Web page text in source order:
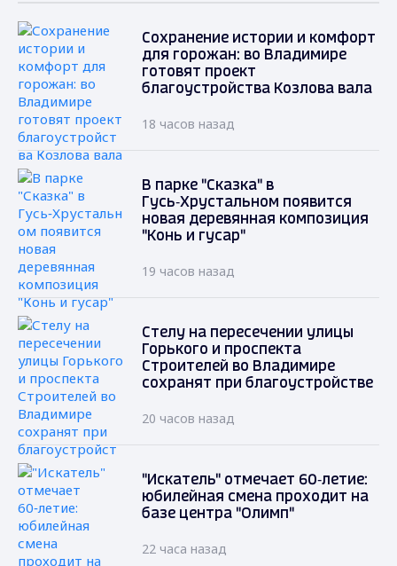
Сохранение истории и комфорт
для горожан: во Владимире
готовят проект
благоустройства Козлова вала
18 часов назад
В парке "Сказка" в
Гусь‑Хрустальном появится
новая деревянная композиция
"Конь и гусар"
19 часов назад
Стелу на пересечении улицы
Горького и проспекта
Строителей во Владимире
сохранят при благоустройстве
20 часов назад
"Искатель" отмечает 60‑летие:
юбилейная смена проходит на
базе центра "Олимп"
22 часа назад